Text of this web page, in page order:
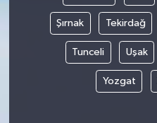
Şırnak Tekirdağ
Tunceli Uşak
Yozgat